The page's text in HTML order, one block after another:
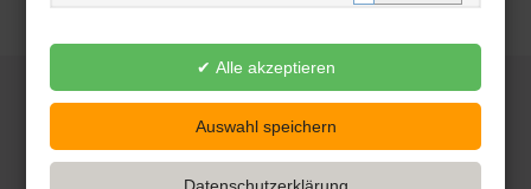
Deutsche-Buchhandlung.de
www.deutsche-buchhandlung.de ist ein Angebot der
Handelsgesellschaft mbH
Powered by Inooga